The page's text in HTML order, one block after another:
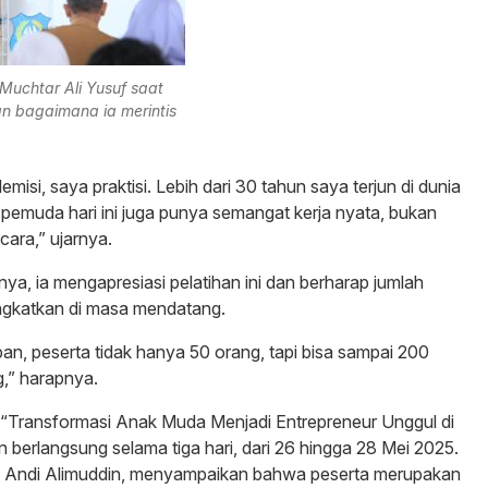
Ali Yusuf saat
bagaimana ia merintis
saya praktisi. Lebih dari 30 tahun saya terjun di dunia
hari ini juga punya semangat kerja nyata, bukan
ujarnya.
ia mengapresiasi pelatihan ini dan berharap jumlah
di masa mendatang.
peserta tidak hanya 50 orang, tapi bisa sampai 200
harapnya.
Anak Muda Menjadi Entrepreneur Unggul di
berlangsung selama tiga hari, dari 26 hingga 28 Mei 2025.
Alimuddin, menyampaikan bahwa peserta merupakan